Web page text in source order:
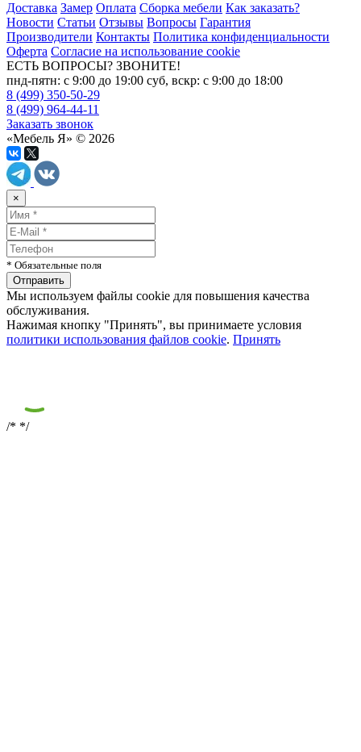
Доставка Замер Оплата Сборка мебели Как заказать?
Новости Статьи Отзывы Вопросы Гарантия
Производители Контакты Политика конфиденциальности
Оферта Согласие на использование cookie
ЕСТЬ ВОПРОСЫ? ЗВОНИТЕ!
пнд-пятн: с 9:00 до 19:00 суб, вскр: с 9:00 до 18:00
8 (499) 350-50-29
8 (499) 964-44-11
Заказать звонок
«Мебель Я» © 2026
×
* Обязательные поля
Мы используем файлы cookie для повышения качества
обслуживания.
Нажимая кнопку "Принять", вы принимаете условия
политики использования файлов cookie. Принять
/* */